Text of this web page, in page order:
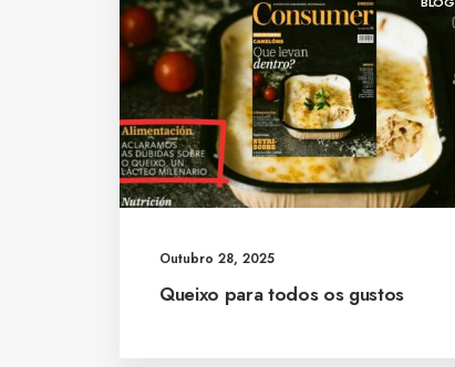
Outubro 28, 2025
Queixo para todos os gustos